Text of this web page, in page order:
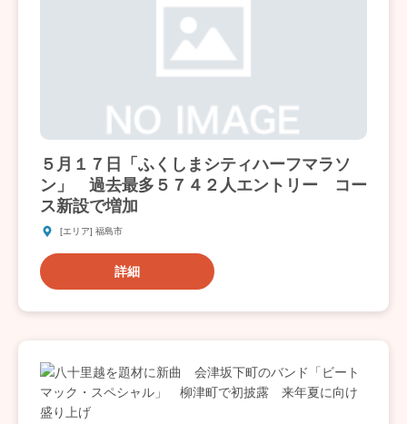
５月１７日「ふくしまシティハーフマラソ
ン」 過去最多５７４２人エントリー コー
ス新設で増加
[エリア] 福島市
詳細